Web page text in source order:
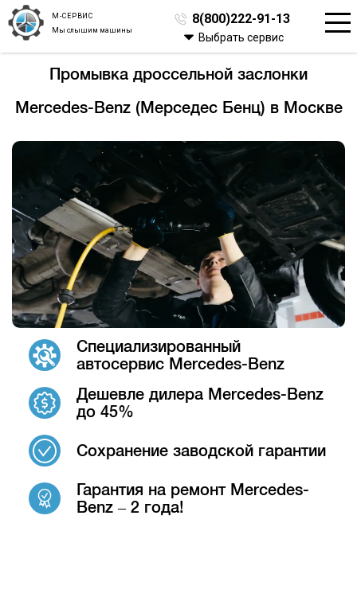
М-СЕРВИС
Мы слышим машины
8(800)222-91-13
Выбрать сервис
Промывка дроссельной заслонки
Mercedes-Benz (Мерседес Бенц) в Москве
Специализированный
автосервис Mercedes-Benz
Дешевле дилера Mercedes-Benz
до 45%
Сохранение заводской гарантии
Гарантия на ремонт Mercedes-
Benz – 2 года!